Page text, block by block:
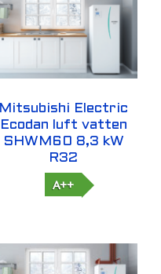
Mitsubishi Electric
Ecodan luft vatten
SHWM60 8,3 kW
R32
A++